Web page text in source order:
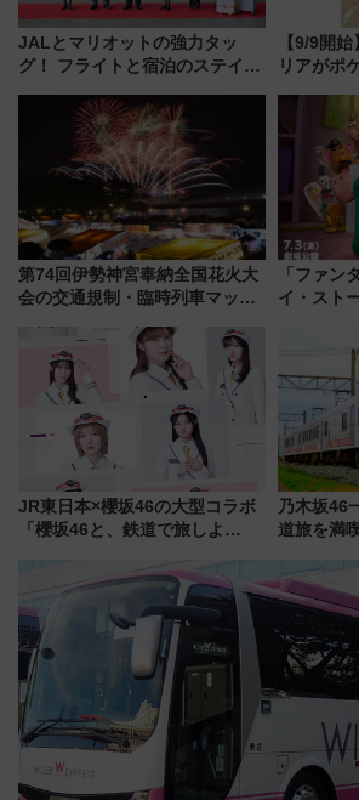
JALとマリオットの強力タッ
グ！ フライトと宿泊のステイタ
上級会員資格を効率よく獲得す
る方法を解説
【9/9開
リアがポ
リサーチ
情報まとめ
第74回伊勢神宮奉納全国花火大
会の交通規制・臨時列車マッ
「ファン
イ・スト
デコレー
JR東日本×櫻坂46の大型コラボ
「櫻坂46と、鉄道で旅しよ
潟・長野・庄内へ
乃木坂46
道旅を満
府･柳川の